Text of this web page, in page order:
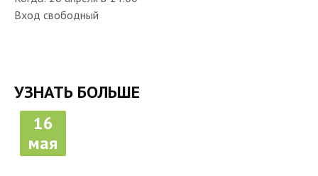
Вход свободный
УЗНАТЬ БОЛЬШЕ
16
мая